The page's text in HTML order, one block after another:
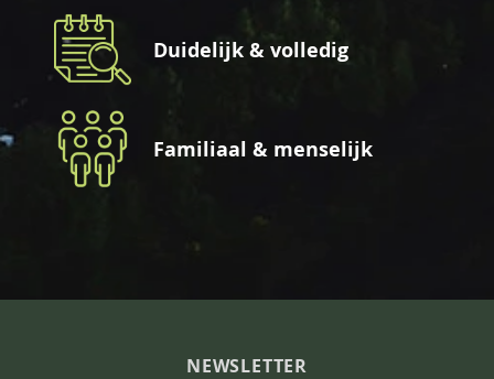
Duidelijk & volledig
Familiaal & menselijk
NEWSLETTER